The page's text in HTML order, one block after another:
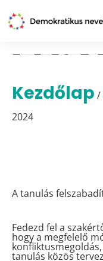
Kezdőlap /
2024
A tanulás
Fedezd fel a
hogy a megfelelő
tanulás közös